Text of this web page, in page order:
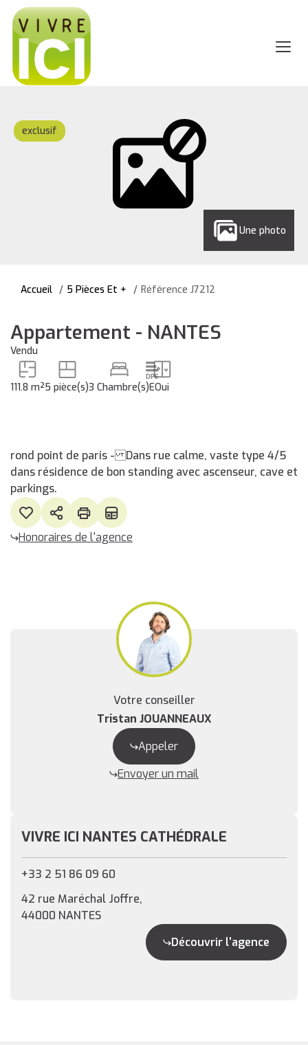
exclusif
Une photo
Accueil 5 Pièces Et + Référence J7212
Appartement - NANTES
Vendu
111.8 m²5 pièce(s)3 Chambre(s)EOui
rond point de paris - Dans rue calme, vaste type 4/5
dans résidence de bon standing avec ascenseur, cave et
parkings.
Honoraires de l'agence
Votre conseiller
Tristan JOUANNEAUX
Appeler
Envoyer un mail
VIVRE ICI NANTES CATHÉDRALE
+33 2 51 86 09 60
42 rue Maréchal Joffre,
44000 NANTES
Découvrir l'agence